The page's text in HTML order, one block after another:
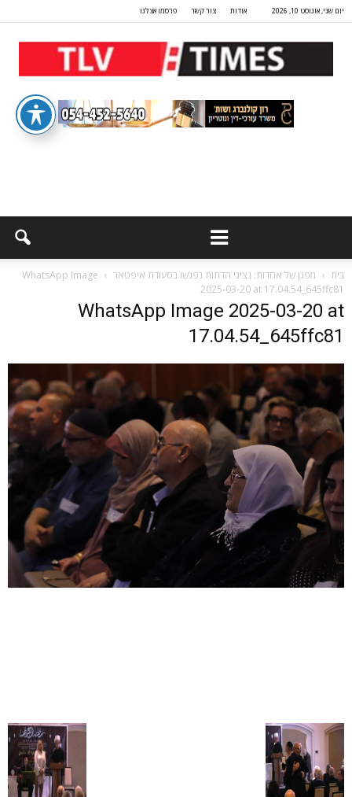
יום שני, אוגוסט 10, 2026 אודות צור קשר פרסמו אצלנו
בית מפגן של אחדות: נציגי הדתות נפגשו בסעודת איפטאר
WhatsApp Image
2025-03-20 at 17.04.54_645ffc81
WhatsApp Image 2025-03-20 at
17.04.54_645ffc81